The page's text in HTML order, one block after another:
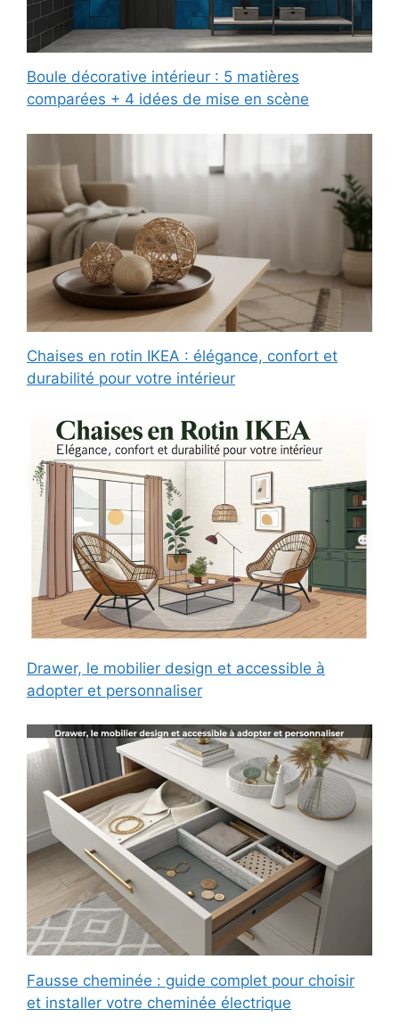
Boule décorative intérieur : 5 matières
comparées + 4 idées de mise en scène
Chaises en rotin IKEA : élégance, confort et
durabilité pour votre intérieur
Drawer, le mobilier design et accessible à
adopter et personnaliser
Fausse cheminée : guide complet pour choisir
et installer votre cheminée électrique